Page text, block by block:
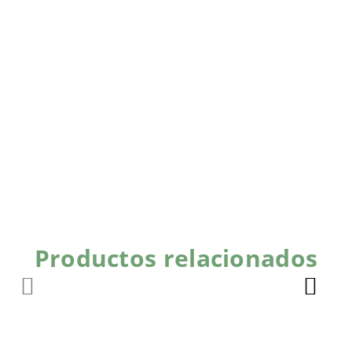
Productos relacionados